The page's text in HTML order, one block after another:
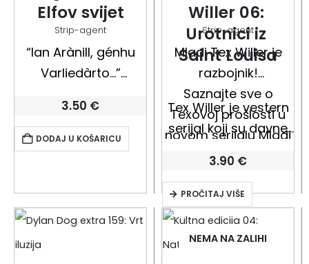
Elfov svijet
Strip-agent
“Ian Arànill, génhu
Varliedàrto…”
rečenicom na
drevnom jeziku koja
u prijevodu znači
loze Zmajoubojica”,
predstavlja glavni lik,
bivši vojni časnik
3.50 €
DODAJ U KOŠARICU
Willer 06:
Urotnici iz
Saint Louisa
Strip-agent
Mladi Tex Willer je
razbojnik!
Saznajte sve o
Texovoj prošlosti u
novom serijalu Mladi
Tex Willer.
Tex Willer je vestern
serijal koji su davne
scenarist Gianluigi
Bonelli i crtač…
3.90 €
PROČITAJ VIŠE
NEMA NA ZALIHI